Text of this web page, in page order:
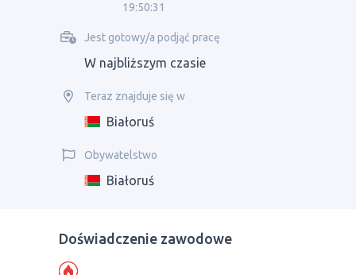
19:50:31
Jest gotowy/a podjąć pracę
W najbliższym czasie
Teraz znajduje się w
Białoruś
Obywatelstwo
Białoruś
Doświadczenie zawodowe